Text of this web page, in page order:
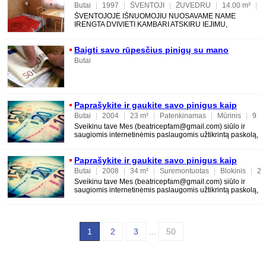
Butai 1997 ŠVENTOJI ŽUVEDRU 14.00 m²
Renovuotas | Medinis | 1 | 1 | 2
ŠVENTOJOJE IŠNUOMOJIU NUOSAVAME NAME
IRENGTA DVIVIETI KAMBARI ATSKIRU IEJIMU,
Baigti savo rūpesčius pinigų su mano
pasiūlymas paskolos
Butai
Paprašykite ir gaukite savo pinigus kaip
kredito su saugumu
Butai 2004 23 m² Patenkinamas Mūrinis
9
| 15 | 15
Sveikinu tave Mes (beatricepfam@gmail.com) siūlo ir
saugiomis internetinėmis paslaugomis užtikrintą paskolą,
Paprašykite ir gaukite savo pinigus kaip
kredito su saugumu
Butai 2008 34 m² Suremontuotas Blokinis
2
| 5 | 5
Sveikinu tave Mes (beatricepfam@gmail.com) siūlo ir
saugiomis internetinėmis paslaugomis užtikrintą paskolą,
1 2 3 50